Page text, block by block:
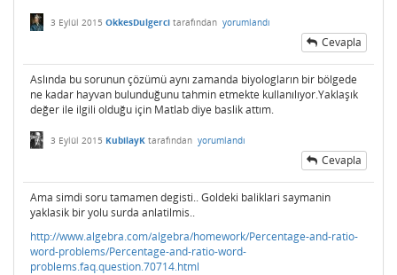
3 Eylül 2015 OkkesDulgerci tarafından yorumlandı
Cevapla
Aslında bu sorunun çözümü aynı zamanda biyologların bir bölgede
ne kadar hayvan bulunduğunu tahmin etmekte kullanılıyor.Yaklaşık
değer ile ilgili olduğu için Matlab diye baslik attım.
3 Eylül 2015 KubilayK tarafından yorumlandı
Cevapla
Ama simdi soru tamamen degisti.. Goldeki baliklari saymanin
yaklasik bir yolu surda anlatilmis..
http://www.algebra.com/algebra/homework/Percentage-and-ratio-
word-problems/Percentage-and-ratio-word-
problems.faq.question.70714.html